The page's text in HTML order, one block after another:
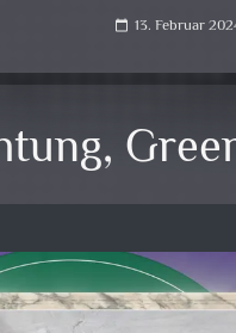
calendar_today 13. Februar